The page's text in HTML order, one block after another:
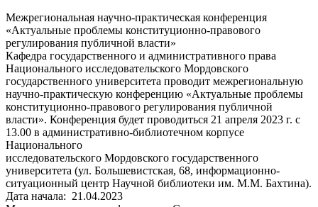
Межрегиональная научно-практическая конференция
«Актуальные проблемы конституционно-правового
регулирования публичной власти»
Кафедра государственного и административного права
Национального исследовательского Мордовского
государственного университета проводит межрегиональную
научно-практическую конференцию «Актуальные проблемы
конституционно-правового регулирования публичной
власти». Конференция будет проводиться 21 апреля 2023 г. с
13.00 в административно-библиотечном корпусе
Национального
исследовательского Мордовского государственного
университета (ул. Большевистская, 68, информационно-
ситуационный центр Научной библиотеки им. М.М. Бахтина).
Дата начала: 21.04.2023